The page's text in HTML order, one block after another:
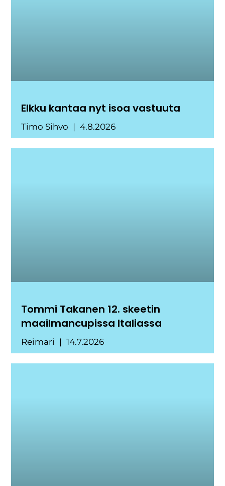
Elkku kantaa nyt isoa vastuuta
Timo Sihvo 4.8.2026
Tommi Takanen 12. skeetin
maailmancupissa Italiassa
Reimari 14.7.2026